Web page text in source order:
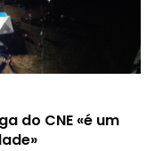
do CNE «é um